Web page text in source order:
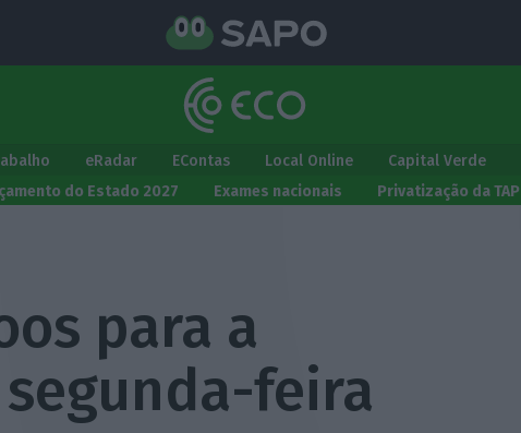
eRadar EContas Local Online Capital Verde
do Estado 2027 Exames nacionais Privatização da TAP
para a
feira